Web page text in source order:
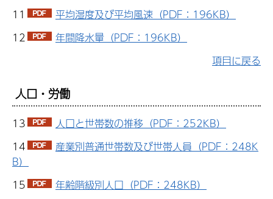
11
平均湿度及び平均風速（PDF：196KB）
12
年間降水量（PDF：196KB）
項目に戻る
人口・労働
13
人口と世帯数の推移（PDF：252KB）
14
産業別普通世帯数及び世帯人員（PDF：248K
B）
15
年齢階級別人口（PDF：248KB）